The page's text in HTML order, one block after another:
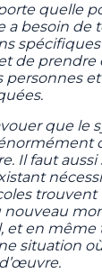
quelle
a besoin de
de prendre
personnes
que le
Il faut aussi
trouvent
et en même
situation